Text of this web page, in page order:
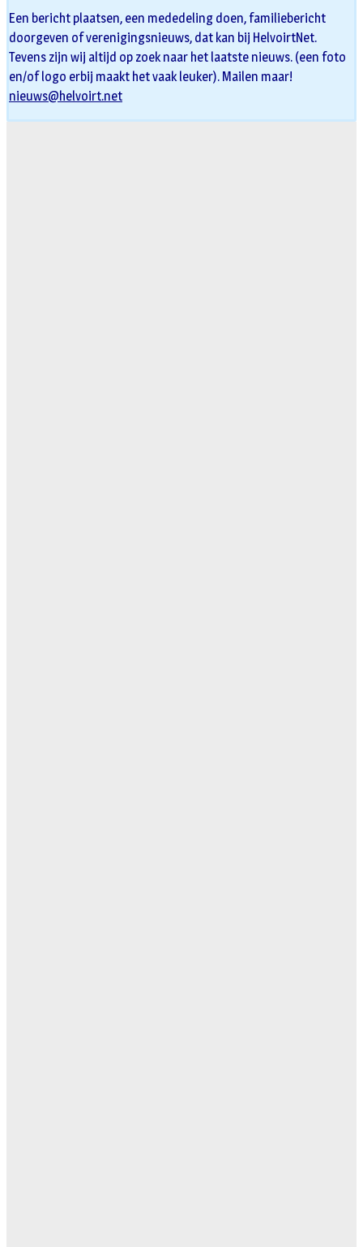
Een bericht plaatsen, een mededeling doen, familiebericht
doorgeven of verenigingsnieuws, dat kan bij HelvoirtNet.
Tevens zijn wij altijd op zoek naar het laatste nieuws. (een foto
en/of logo erbij maakt het vaak leuker). Mailen maar!
nieuws@helvoirt.net